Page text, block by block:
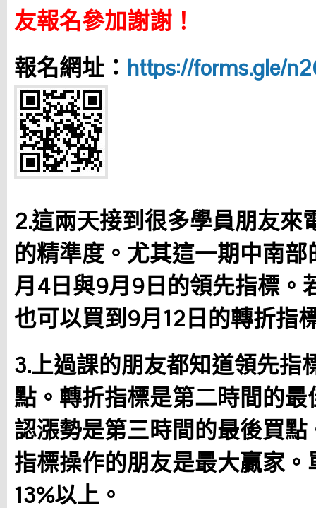
友報名參加謝謝！
報名網址： https://forms.gle/
2.這兩天接到很多學員朋友來
的精準度。尤其這一期中南
月4日與9月9日的領先指標。
也可以買到9月12日的轉折指
3.上過課的朋友都知道領先指
點。轉折指標是第二時間的
認漲勢是第三時間的最後買點
指標操作的朋友是最大贏家
13%以上。